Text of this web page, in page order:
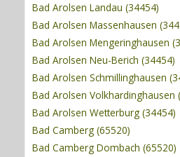
Bad Arolsen Landau (34454)
Bad Arolsen Massenhausen
Bad Arolsen Mengeringhausen
Bad Arolsen Neu-Berich (34454)
Bad Arolsen Schmillinghausen
Bad Arolsen Volkhardinghausen
Bad Arolsen Wetterburg (34454)
Bad Camberg (65520)
Bad Camberg Dombach (65520)